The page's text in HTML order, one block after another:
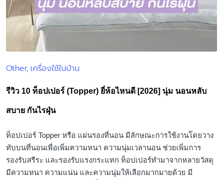
Posted
Other เครื่องใช้ในบ้าน
รีวิว 10 ท็อปเปอร์ (Topper) ยี่ห้อไหนดี [2026] นุ่ม นอนหลับ
สบาย กันไรฝุ่น
ท็อปเปอร์ Topper หรือ แผ่นรองที่นอน มีลักษณะการใช้งานโดยวาง
ทับบนที่นอนเพื่อเพิ่มความหนา ความนุ่มเวลานอน ช่วยเพิ่มการ
รองรับสรีระ และรองรับแรงกระแทก ท็อปเปอร์ทำมาจากหลายวัสดุ
มีความหนา ความแน่น และความนุ่มให้เลือกมากมายด้วย มี